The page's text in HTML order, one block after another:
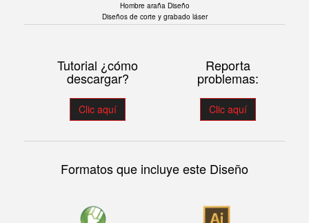
Hombre araña Diseño
Diseños de corte y grabado láser
Tutorial ¿cómo
descargar?
Clic aquí
Reporta
problemas:
Clic aquí
Formatos que incluye este Diseño